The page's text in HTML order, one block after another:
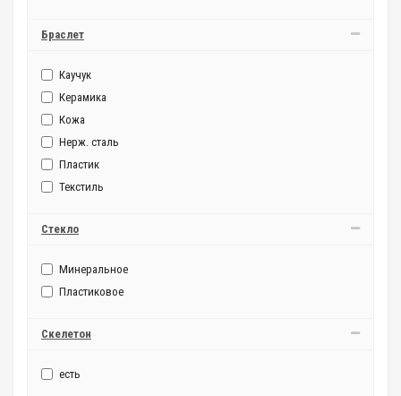
Браслет
Каучук
Керамика
Кожа
Нерж. сталь
Пластик
Текстиль
Стекло
Минеральное
Пластиковое
Скелетон
есть